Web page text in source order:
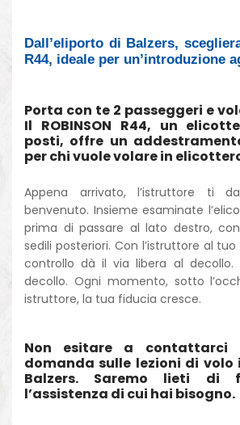
Dall’eliporto di Balzers,
R44, ideale per un’introduzione
Porta con te 2 passeggeri e
Il ROBINSON R44, un
posti, offre un
per chi vuole volare in
Appena arrivato, l’istruttore ti
benvenuto. Insieme esaminate
prima di passare al lato destro,
sedili posteriori. Con l’istruttore al
controllo dà il via libera al decollo.
decollo. Ogni momento, sotto
istruttore, la tua fiducia cresce.
Non esitare a contattarci
domanda sulle lezioni di
Balzers. Saremo lieti di
l’assistenza di cui hai bisogno.